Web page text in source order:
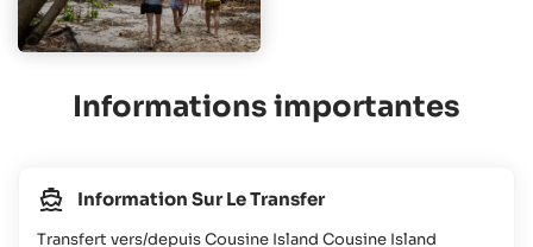
Informations importantes
Information Sur Le Transfer
Transfert vers/depuis Cousine Island Cousine Island